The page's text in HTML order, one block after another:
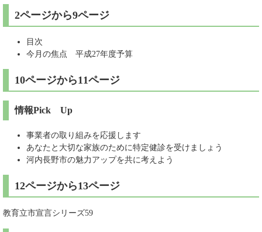
2ページから9ページ
目次
今月の焦点 平成27年度予算
10ページから11ページ
情報Pick Up
事業者の取り組みを応援します
あなたと大切な家族のために特定健診を受けましょう
河内長野市の魅力アップを共に考えよう
12ページから13ページ
教育立市宣言シリーズ59